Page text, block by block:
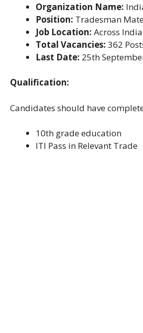
Organization Name:
Position: Tradesman
Job Location: Across India
Total Vacancies: 362
Last Date: 25th
Qualification:
Candidates should have
10th grade education
ITI Pass in Relevant Trade